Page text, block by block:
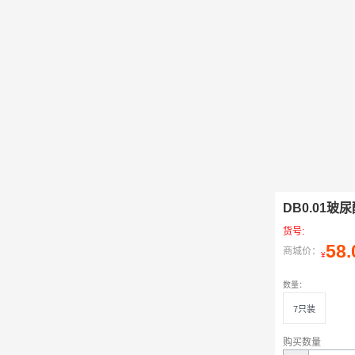
DB0.01玻
货号:
商城价：
¥
数量：
7只装
购买数